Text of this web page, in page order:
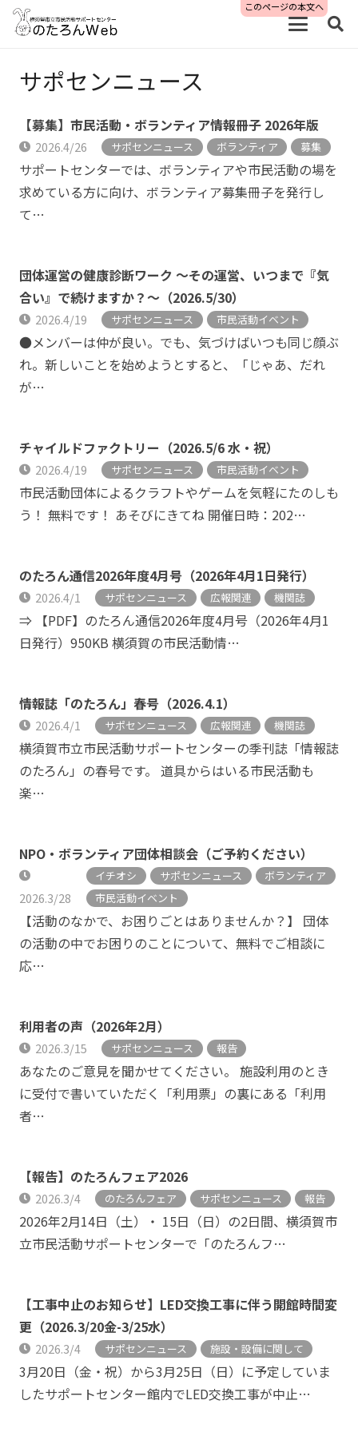
このページの本文へ
サポセンニュース
【募集】市民活動・ボランティア情報冊子 2026年版
2026.4/26 サポセンニュース ボランティア 募集
サポートセンターでは、ボランティアや市民活動の場を
求めている方に向け、ボランティア募集冊子を発行し
て…
団体運営の健康診断ワーク ～その運営、いつまで『気
合い』で続けますか？～（2026.5/30）
2026.4/19 サポセンニュース 市民活動イベント
●メンバーは仲が良い。でも、気づけばいつも同じ顔ぶ
れ。新しいことを始めようとすると、「じゃあ、だれ
が…
チャイルドファクトリー（2026.5/6 水・祝）
2026.4/19 サポセンニュース 市民活動イベント
市民活動団体によるクラフトやゲームを気軽にたのしも
う！ 無料です！ あそびにきてね 開催日時：202…
のたろん通信2026年度4月号（2026年4月1日発行）
2026.4/1 サポセンニュース 広報関連 機関誌
⇒ 【PDF】のたろん通信2026年度4月号（2026年4月1
日発行）950KB 横須賀の市民活動情…
情報誌「のたろん」春号（2026.4.1）
2026.4/1 サポセンニュース 広報関連 機関誌
横須賀市立市民活動サポートセンターの季刊誌「情報誌
のたろん」の春号です。 道具からはいる市民活動も
楽…
NPO・ボランティア団体相談会（ご予約ください）
2026.3/28
イチオシ サポセンニュース
ボランティア
市民活動イベント
【活動のなかで、お困りごとはありませんか？】 団体
の活動の中でお困りのことについて、無料でご相談に
応…
利用者の声（2026年2月）
2026.3/15 サポセンニュース 報告
あなたのご意見を聞かせてください。 施設利用のとき
に受付で書いていただく「利用票」の裏にある「利用
者…
【報告】のたろんフェア2026
2026.3/4 のたろんフェア サポセンニュース 報告
2026年2月14日（土）・ 15日（日）の2日間、横須賀市
立市民活動サポートセンターで「のたろんフ…
【工事中止のお知らせ】LED交換工事に伴う開館時間変
更（2026.3/20金-3/25水）
2026.3/4 サポセンニュース 施設・設備に関して
3月20日（金・祝）から3月25日（日）に予定していま
したサポートセンター館内でLED交換工事が中止…